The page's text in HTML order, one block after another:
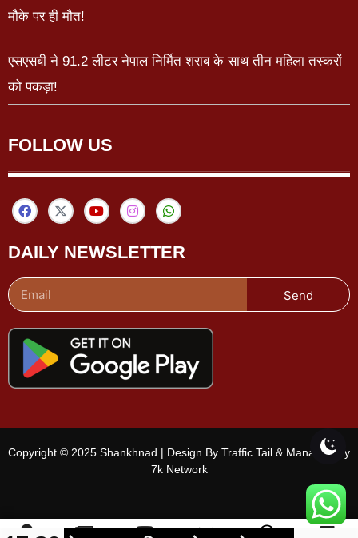
मौके पर ही मौत!
एसएसबी ने 91.2 लीटर नेपाल निर्मित शराब के साथ तीन महिला तस्करों
को पकड़ा!
FOLLOW US
DAILY NEWSLETTER
Send
Copyright © 2025 Shankhnad | Design By Traffic Tail & Managed By
7k Network